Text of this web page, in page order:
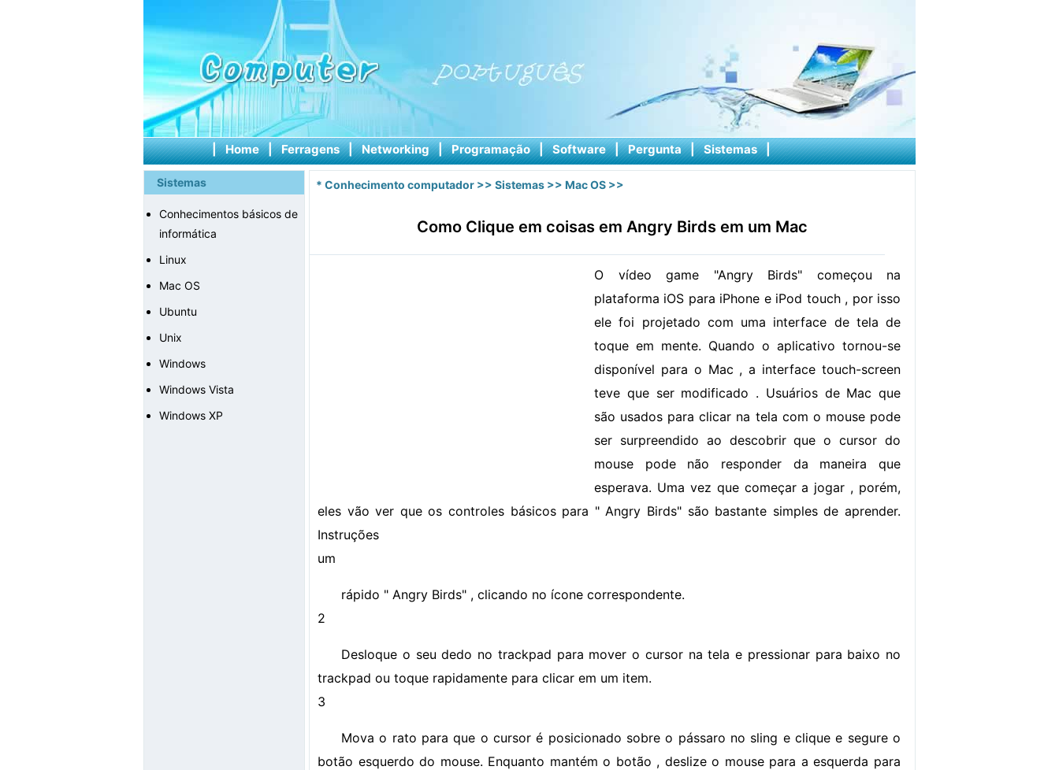
| Home | Ferragens | Networking | Programação | Software | Pergunta | Sistemas |
Sistemas
Conhecimentos básicos de
informática
Linux
Mac OS
Ubuntu
Unix
Windows
Windows Vista
Windows XP
* Conhecimento computador >> Sistemas >> Mac OS >>
Como Clique em coisas em Angry Birds em um Mac
O vídeo game "Angry Birds" começou na
plataforma iOS para iPhone e iPod touch , por isso
ele foi projetado com uma interface de tela de
toque em mente. Quando o aplicativo tornou-se
disponível para o Mac , a interface touch-screen
teve que ser modificado . Usuários de Mac que
são usados ​​para clicar na tela com o mouse pode
ser surpreendido ao descobrir que o cursor do
mouse pode não responder da maneira que
esperava. Uma vez que começar a jogar , porém,
eles vão ver que os controles básicos para " Angry Birds" são bastante simples de aprender.
Instruções
um
rápido " Angry Birds" , clicando no ícone correspondente.
2
Desloque o seu dedo no trackpad para mover o cursor na tela e pressionar para baixo no
trackpad ou toque rapidamente para clicar em um item.
3
Mova o rato para que o cursor é posicionado sobre o pássaro no sling e clique e segure o
botão esquerdo do mouse. Enquanto mantém o botão , deslize o mouse para a esquerda para